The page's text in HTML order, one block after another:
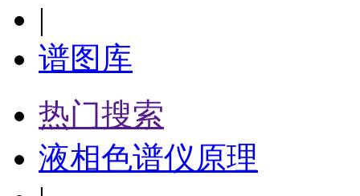
|
谱图库
热门搜索
液相色谱仪原理